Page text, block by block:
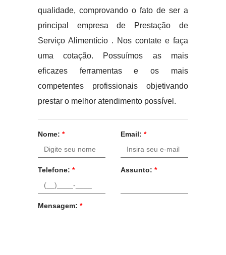
qualidade, comprovando o fato de ser a
principal empresa de Prestação de
Serviço Alimentício . Nos contate e faça
uma cotação. Possuímos as mais
eficazes ferramentas e os mais
competentes profissionais objetivando
prestar o melhor atendimento possível.
Nome: * Email: *
Telefone: * Assunto: *
Mensagem: *